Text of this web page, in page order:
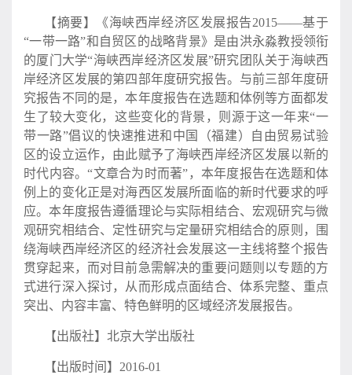
【摘要】《海峡西岸经济区发展报告2015——基于
“一带一路”和自贸区的战略背景》是由洪永淼教授领衔
的厦门大学“海峡西岸经济区发展”研究团队关于海峡西
岸经济区发展的第四部年度研究报告。与前三部年度研
究报告不同的是，本年度报告在选题和体例等方面都发
生了较大变化，这些变化的背景，则源于这一年来“一
带一路”倡议的快速推进和中国（福建）自由贸易试验
区的设立运作，由此赋予了海峡西岸经济区发展以新的
时代内容。“文章合为时而著”，本年度报告在选题和体
例上的变化正是对海西区发展所面临的新时代要求的呼
应。本年度报告遵循理论与实际相结合、宏观研究与微
观研究相结合、定性研究与定量研究相结合的原则，围
绕海峡西岸经济区的经济社会发展这一主线将整个报告
贯穿起来，而对目前急需解决的重要问题则以专题的方
式进行深入探讨，从而形成点面结合、体系完整、重点
突出、内容丰富、特色鲜明的区域经济发展报告。
【出版社】北京大学出版社
【出版时间】 2016-01